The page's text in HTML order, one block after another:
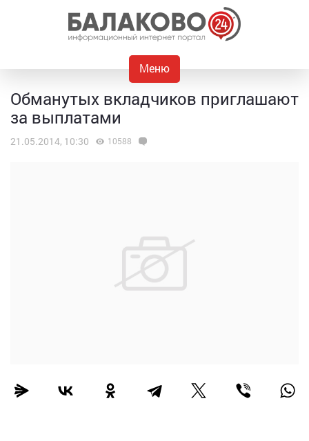
Меню
Обманутых вкладчиков приглашают
за выплатами
21.05.2014, 10:30 10588